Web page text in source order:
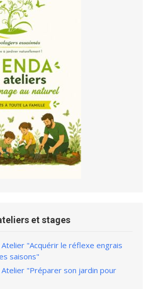
et stages
Atelier "Acquérir le réflexe engrais
saisons"
Atelier "Préparer son jardin pour